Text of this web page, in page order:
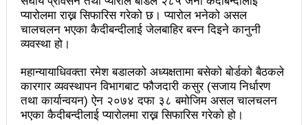
पुरस्कार वितरणबिनै काउन्सिलले सम्पन्न गर्‍यो वार्षिकोत्सव
हितेन्द्रदेव शाक्यलाई पद छाड्नुपर्ने नैतिक दबाबः समय बुझेर
खतिवडाको नयाँ गीत जमाना आजकाल
सहनशीलताको ब्रेक
प्यारोलमा राख्न सिफारिस गरेको छ। प्यारोल भनेको असल
चालचलन भएका कैदीबन्दीलाई जेलबाहिर बस्न दिइने कानुनी
व्यवस्था हो।
महान्यायाधिवक्ता रमेश बडालको अध्यक्षतामा बसेको बोर्डको बैठकले
कारगार व्यवस्थापन विभागबाट फौजदारी कसुर (सजाय निर्धारण
तथा कार्यान्वयन) ऐन २०७४ दफा ३८ बमोजिम असल चालचलन
भएका कैदीबन्दीलाई प्यारोलमा राख्न सिफारिस गरेको हो।